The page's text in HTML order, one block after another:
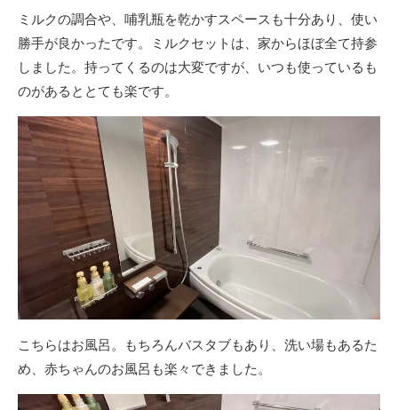
ミルクの調合や、哺乳瓶を乾かすスペースも十分あり、使い
勝手が良かったです。ミルクセットは、家からほぼ全て持参
しました。持ってくるのは大変ですが、いつも使っているも
のがあるととても楽です。
こちらはお風呂。もちろんバスタブもあり、洗い場もあるた
め、赤ちゃんのお風呂も楽々できました。